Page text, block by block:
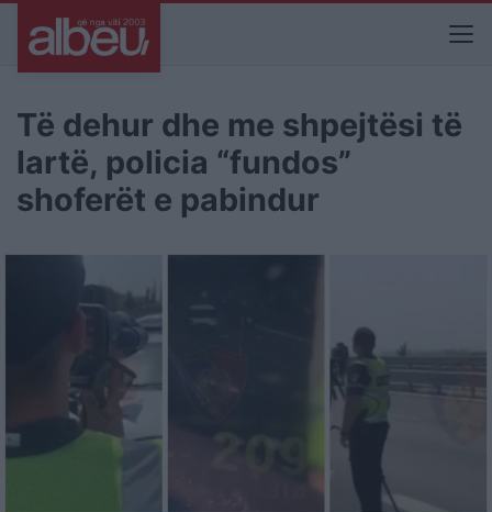
Të dehur dhe me shpejtësi të
lartë, policia “fundos”
shoferët e pabindur